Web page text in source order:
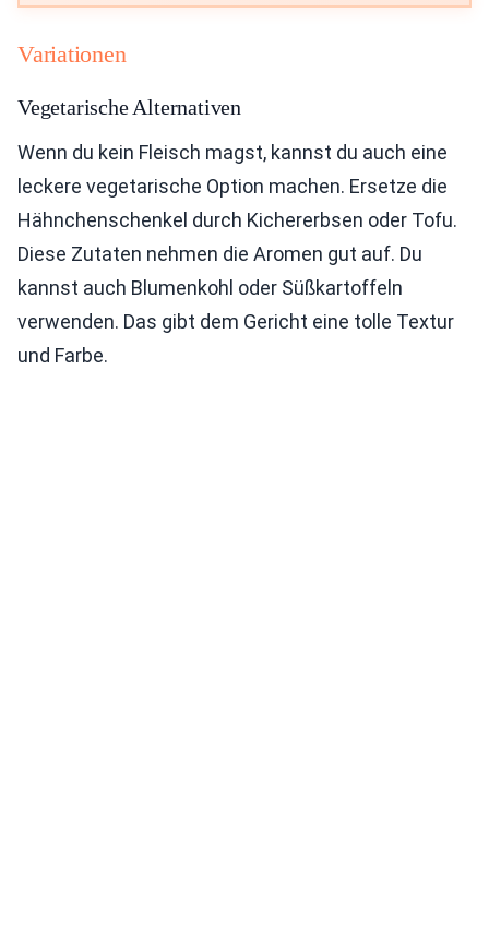
Variationen
Vegetarische Alternativen
Wenn du kein Fleisch magst, kannst du auch eine
leckere vegetarische Option machen. Ersetze die
Hähnchenschenkel durch Kichererbsen oder Tofu.
Diese Zutaten nehmen die Aromen gut auf. Du
kannst auch Blumenkohl oder Süßkartoffeln
verwenden. Das gibt dem Gericht eine tolle Textur
und Farbe.